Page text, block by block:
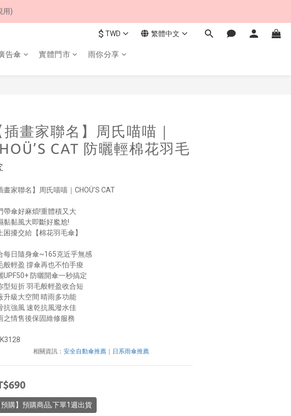
用)
用)
用)
$ TWD 繁體中文
告傘 實體門市 雨你分享
插畫家聯名】周氏喵喵｜
CAT 防曬輕棉花羽毛
畫家聯名】周氏喵喵｜CHOÜ’S CAT
帶傘好麻煩!重體積又大
黏黏風大即斷好尷尬!
困擾交給【棉花羽毛傘】
每日隨身傘~165克近乎無感
般輕盈 撐傘再也不怕手痠
UPF50+ 防曬開傘一秒搞定
型短折 羽毛般輕盈收合短
升級大空間 晴雨多功能
抗強風 速乾抗風潑水佳
之情售後保固維修服務
相關資訊： 安全自動傘推薦 日系雨傘推薦
預購】預購商品,下單1週出貨